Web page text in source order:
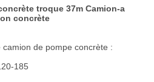
troque 37m Camion-a
concrète
de pompe concrète :
185